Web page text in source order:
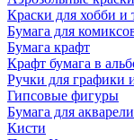
Краски для хобби и
Бумага для
Бумага крафт
Крафт бумага в
Ручки для графики
Гипсовые фигуры
Бумага для акварели
Кисти